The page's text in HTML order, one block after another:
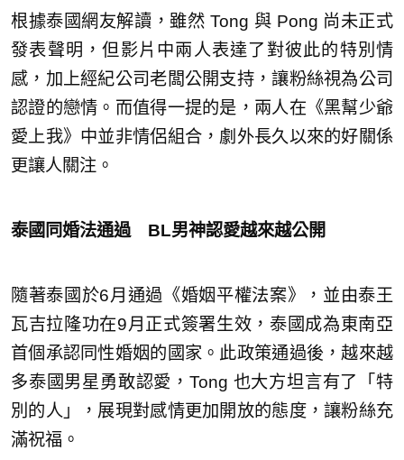
根據泰國網友解讀，雖然 Tong 與 Pong 尚未正式
發表聲明，但影片中兩人表達了對彼此的特別情
感，加上經紀公司老闆公開支持，讓粉絲視為公司
認證的戀情。而值得一提的是，兩人在《黑幫少爺
愛上我》中並非情侶組合，劇外長久以來的好關係
更讓人關注。
泰國同婚法通過 BL男神認愛越來越公開
隨著泰國於6月通過《婚姻平權法案》，並由泰王
瓦吉拉隆功在9月正式簽署生效，泰國成為東南亞
首個承認同性婚姻的國家。此政策通過後，越來越
多泰國男星勇敢認愛，Tong 也大方坦言有了「特
別的人」，展現對感情更加開放的態度，讓粉絲充
滿祝福。